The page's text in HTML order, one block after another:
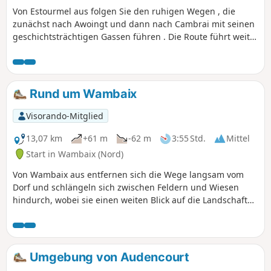
Von Estourmel aus folgen Sie den ruhigen Wegen , die
zunächst nach Awoingt und dann nach Cambrai mit seinen
geschichtsträchtigen Gassen führen . Die Route führt weiter
inmitten einer Landschaft , in der sich wogende Felder ,
ländliche Hecken und Silhouetten von Bauernhöfen
vermischen . Jede Etappe hat ihren eigenen Charme: die
Authentizität der Dörfer, die Ruhe der Wege, die Vielfalt der
Panoramen. Diese Route lä dt dazu ein , die Sanftheit der
Landschaft um Cambrai zu genießen , tief durchzuatmen
und sich vom beruhigenden Rhythmus des Gehenstragen
zu lassen .
Rund um Wambaix
Visorando-Mitglied
13,07 km
+61 m -62 m 3:55 Std.
Mittel
Start in Wambaix (Nord)
Von Wambaix aus entfernen sich die Wege langsam vom
Dorf und schlängeln sich zwischen Feldern und Wiesen
hindurch, wobei sie einen weiten Blick auf die Landschaft
am Horizont empor, ein diskreter Wächter des Ortes. Weiter
entfernt offenbart Lesdain seine ruhigen Gassen und
Backsteinfassaden, bevor die Straße nach Séranvillers-
Forenville führt, wo die ländliche Geschichte in jedem Stein
Umgebung von Audencourt